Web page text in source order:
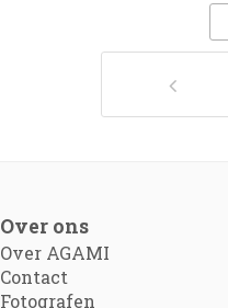
Over ons
Over AGAMI
Contact
Fotografen